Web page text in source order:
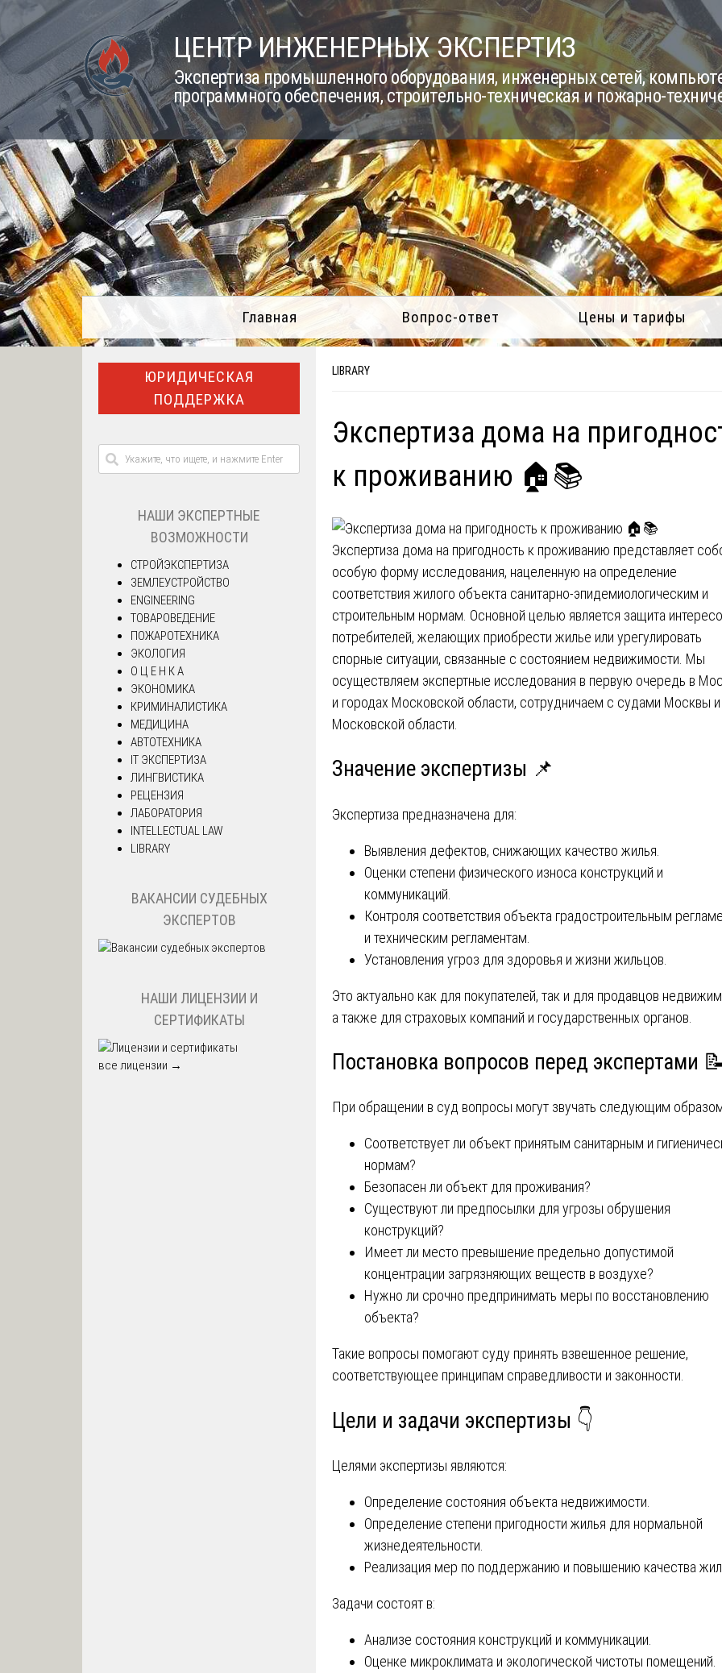
Skip
to
content
ЦЕНТР ИНЖЕНЕРНЫХ ЭКСПЕРТИЗ
Экспертиза промышленного оборудования, инженерных сетей,
программного обеспечения, строительно-техническая и пожарно-
Главная Вопрос-ответ Цены и тарифы
LIBRARY
Экспертиза дома на
к проживанию 🏠📚
Экспертиза дома на пригодность к проживанию представляет
особую форму исследования, нацеленную на определение
соответствия жилого объекта санитарно-эпидемиологическим и
строительным нормам. Основной целью является защита
потребителей, желающих приобрести жилье или урегулировать
спорные ситуации, связанные с состоянием недвижимости. Мы
осуществляем экспертные исследования в первую очередь в
и городах Московской области, сотрудничаем с судами Москвы и
Московской области.
Значение экспертизы 📌
Экспертиза предназначена для:
Выявления дефектов, снижающих качество жилья.
Оценки степени физического износа конструкций и
коммуникаций.
Контроля соответствия объекта градостроительным
и техническим регламентам.
Установления угроз для здоровья и жизни жильцов.
Это актуально как для покупателей, так и для продавцов
а также для страховых компаний и государственных органов.
Постановка вопросов перед экспертами
При обращении в суд вопросы могут звучать следующим
Соответствует ли объект принятым санитарным и
нормам?
Безопасен ли объект для проживания?
Существуют ли предпосылки для угрозы обрушения
конструкций?
Имеет ли место превышение предельно допустимой
концентрации загрязняющих веществ в воздухе?
Нужно ли срочно предпринимать меры по восстановлению
объекта?
Такие вопросы помогают суду принять взвешенное решение,
соответствующее принципам справедливости и законности.
Цели и задачи экспертизы 👇
Целями экспертизы являются:
Определение состояния объекта недвижимости.
Определение степени пригодности жилья для нормальной
жизнедеятельности.
Реализация мер по поддержанию и повышению качества
Задачи состоят в:
Анализе состояния конструкций и коммуникации.
Оценке микроклимата и экологической чистоты помещений.
ЮРИДИЧЕСКАЯ
ПОДДЕРЖКА
НАШИ ЭКСПЕРТНЫЕ
ВОЗМОЖНОСТИ
СТРОЙЭКСПЕРТИЗА
ЗЕМЛЕУСТРОЙСТВО
ENGINEERING
ТОВАРОВЕДЕНИЕ
ПОЖАРОТЕХНИКА
ЭКОЛОГИЯ
О Ц Е Н К А
ЭКОНОМИКА
КРИМИНАЛИСТИКА
МЕДИЦИНА
АВТОТЕХНИКА
IT ЭКСПЕРТИЗА
ЛИНГВИСТИКА
РЕЦЕНЗИЯ
ЛАБОРАТОРИЯ
INTELLECTUAL LAW
LIBRARY
ВАКАНСИИ СУДЕБНЫХ
ЭКСПЕРТОВ
НАШИ ЛИЦЕНЗИИ И
СЕРТИФИКАТЫ
все лицензии →